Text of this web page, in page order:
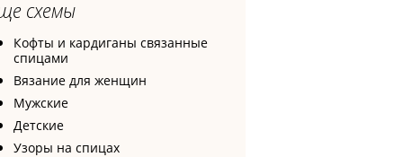
схемы
Кофты и кардиганы связанные
спицами
Вязание для женщин
Мужские
Детские
Узоры на спицах